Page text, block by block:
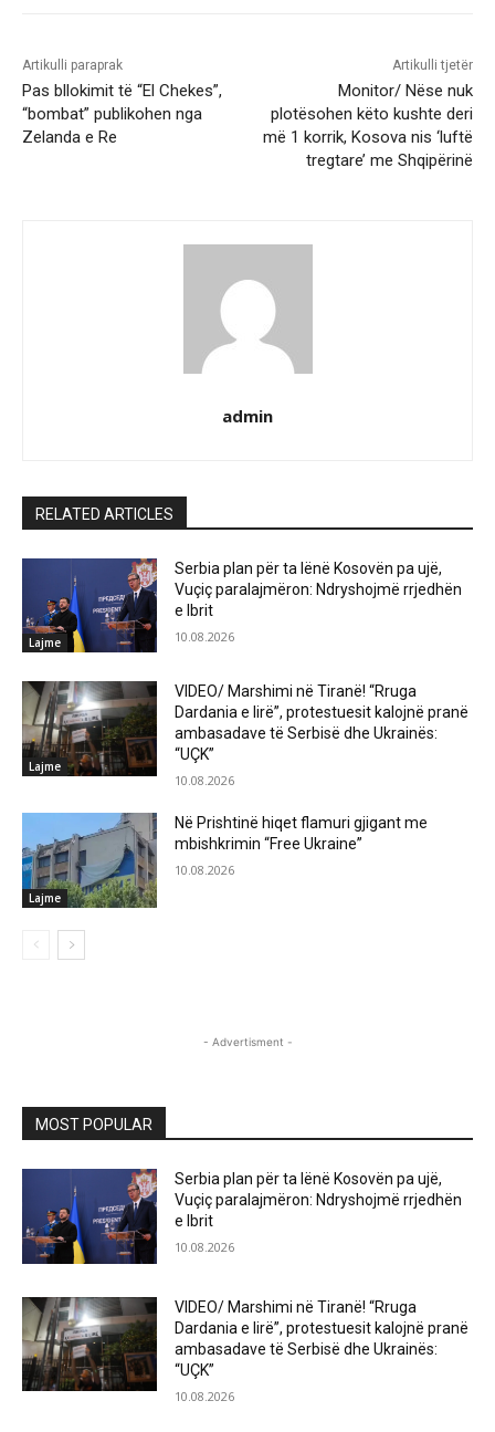
Artikulli paraprak
Pas bllokimit të “El Chekes”,
“bombat” publikohen nga
Zelanda e Re
Artikulli tjetër
Monitor/ Nëse nuk
plotësohen këto kushte deri
më 1 korrik, Kosova nis ‘luftë
tregtare’ me Shqipërinë
admin
RELATED ARTICLES
Lajme
Serbia plan për ta lënë Kosovën pa ujë,
Vuçiç paralajmëron: Ndryshojmë rrjedhën
e Ibrit
10.08.2026
Lajme
VIDEO/ Marshimi në Tiranë! “Rruga
Dardania e lirë”, protestuesit kalojnë pranë
ambasadave të Serbisë dhe Ukrainës:
“UÇK”
10.08.2026
Lajme
Në Prishtinë hiqet flamuri gjigant me
mbishkrimin “Free Ukraine”
10.08.2026
- Advertisment -
MOST POPULAR
Serbia plan për ta lënë Kosovën pa ujë,
Vuçiç paralajmëron: Ndryshojmë rrjedhën
e Ibrit
10.08.2026
VIDEO/ Marshimi në Tiranë! “Rruga
Dardania e lirë”, protestuesit kalojnë pranë
ambasadave të Serbisë dhe Ukrainës:
“UÇK”
10.08.2026